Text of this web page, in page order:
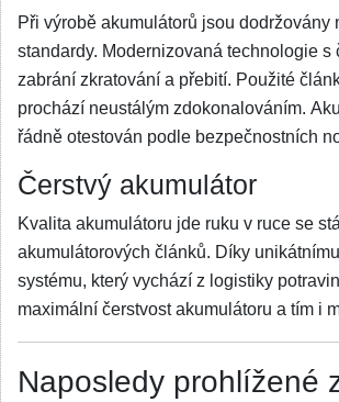
Při výrobě akumulátorů jsou dodržovány
standardy. Modernizovaná technologie s
zabrání zkratování a přebití. Použité
prochází neustálým zdokonalováním.
řádně otestován podle bezpečnostních
Čerstvý akumulátor
Kvalita akumulátoru jde ruku v ruce se
akumulátorových článků. Díky
systému, který vychází z logistiky
maximální čerstvost akumulátoru a tím i
Naposledy prohlížené